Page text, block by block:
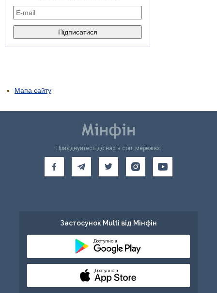
Мапа сайту
Приєднуйтесь до нас в соц. мережах:
Застосунок Multi від Мінфін
Доступно в
Доступно в